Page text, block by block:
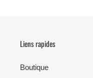
Liens rapides
Boutique